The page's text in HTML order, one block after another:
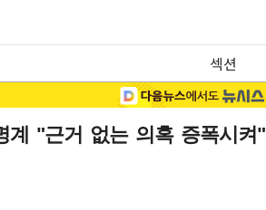
섹션
"근거 없는 의혹 증폭시켜"